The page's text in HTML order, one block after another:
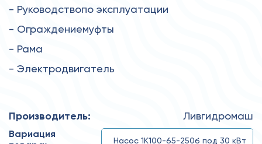
- Руководствопо эксплуатации
- Ограждениемуфты
- Рама
- Электродвигатель
Производитель: Ливгидромаш
Вариация
Насос 1К100-65-250б под 30 кВт